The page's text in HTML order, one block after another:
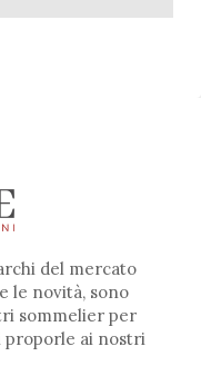
del mercato
le novità, sono
sommelier per
proporle ai nostri